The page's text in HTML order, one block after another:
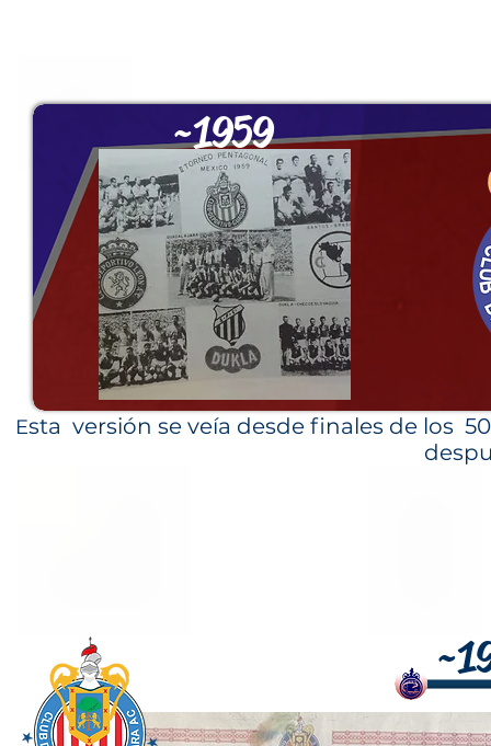
~1959
Esta versión se veía desde finales de los